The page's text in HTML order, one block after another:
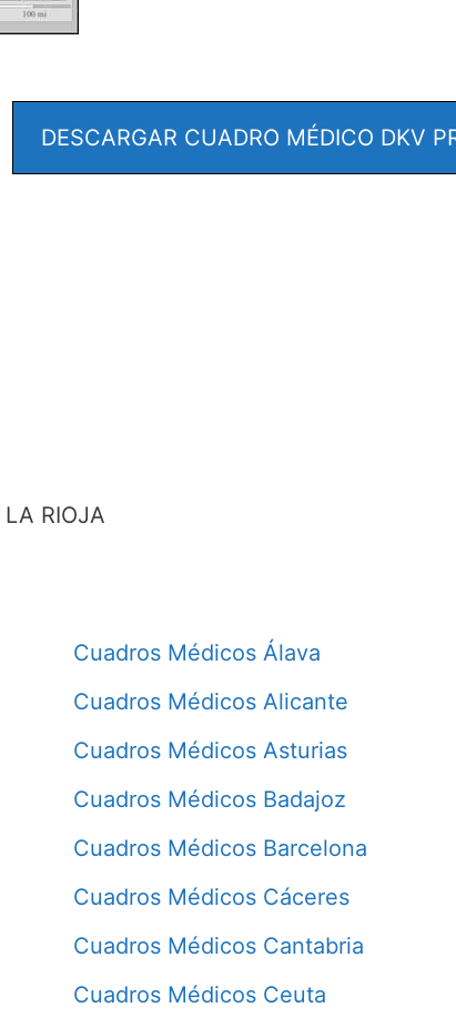
DESCARGAR CUADRO MÉDICO DKV
RIOJA
Cuadros Médicos Álava
Cuadros Médicos Alicante
Cuadros Médicos Asturias
Cuadros Médicos Badajoz
Cuadros Médicos Barcelona
Cuadros Médicos Cáceres
Cuadros Médicos Cantabria
Cuadros Médicos Ceuta